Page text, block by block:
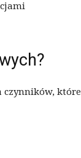
czynników, które